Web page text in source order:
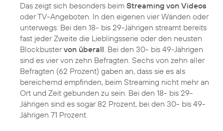
Das zeigt sich besonders beim Streaming von Videos
oder TV-Angeboten. In den eigenen vier Wänden oder
unterwegs: Bei den 18- bis 29-Jährigen streamt bereits
fast jeder Zweite die Lieblingsserie oder den neusten
Blockbustervon überall. Bei den 30- bis 49-Jährigen
sind es vier von zehn Befragten. Sechs von zehn aller
Befragten (62 Prozent) gaben an, dass sie es als
bereichernd empfinden, beim Streaming nicht mehr an
Ort und Zeit gebunden zu sein. Bei den 18- bis 29-
Jährigen sind es sogar 82 Prozent, bei den 30- bis 49-
Jährigen 71 Prozent.